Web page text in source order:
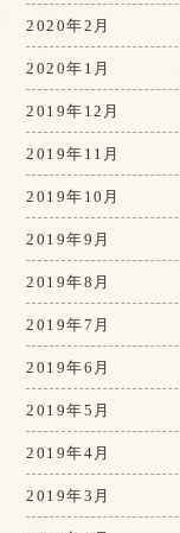
2020年2月
2020年1月
2019年12月
2019年11月
2019年10月
2019年9月
2019年8月
2019年7月
2019年6月
2019年5月
2019年4月
2019年3月